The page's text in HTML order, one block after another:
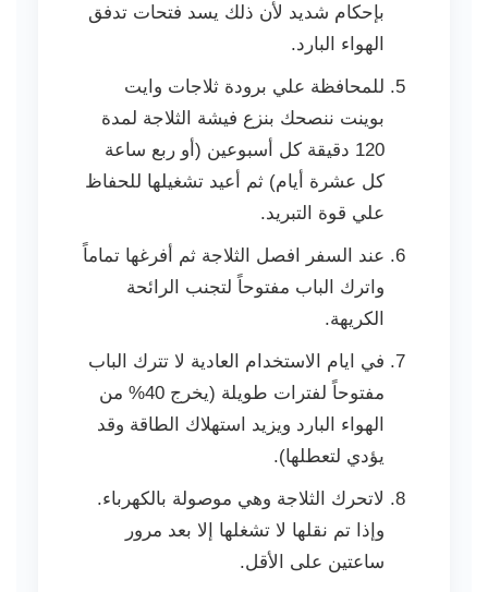
بإحكام شديد لأن ذلك يسد فتحات تدفق
الهواء البارد.
للمحافظة علي برودة ثلاجات وايت
بوينت ننصحك بنزع فيشة الثلاجة لمدة
120 دقيقة كل أسبوعين (أو ربع ساعة
كل عشرة أيام) ثم أعيد تشغيلها للحفاظ
علي قوة التبريد.
عند السفر افصل الثلاجة ثم أفرغها تماماً
واترك الباب مفتوحاً لتجنب الرائحة
الكريهة.
في ايام الاستخدام العادية لا تترك الباب
مفتوحاً لفترات طويلة (يخرج 40% من
الهواء البارد ويزيد استهلاك الطاقة وقد
يؤدي لتعطلها).
لاتحرك الثلاجة وهي موصولة بالكهرباء.
وإذا تم نقلها لا تشغلها إلا بعد مرور
ساعتين على الأقل.